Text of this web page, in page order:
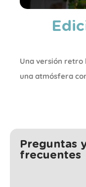
Una versión retro
una atmósfera
Preguntas
frecuentes